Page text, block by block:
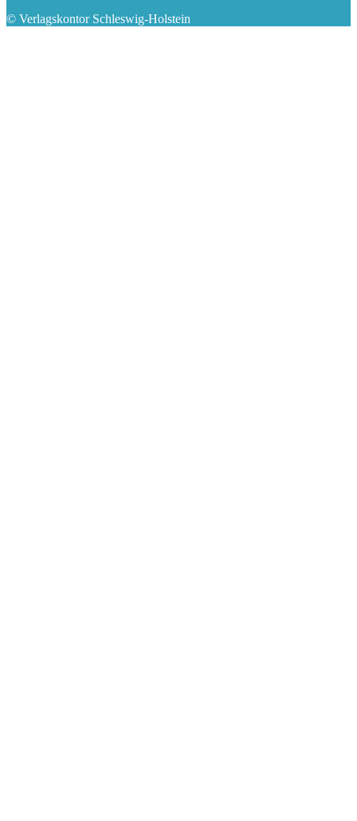
© Verlagskontor Schleswig-Holstein